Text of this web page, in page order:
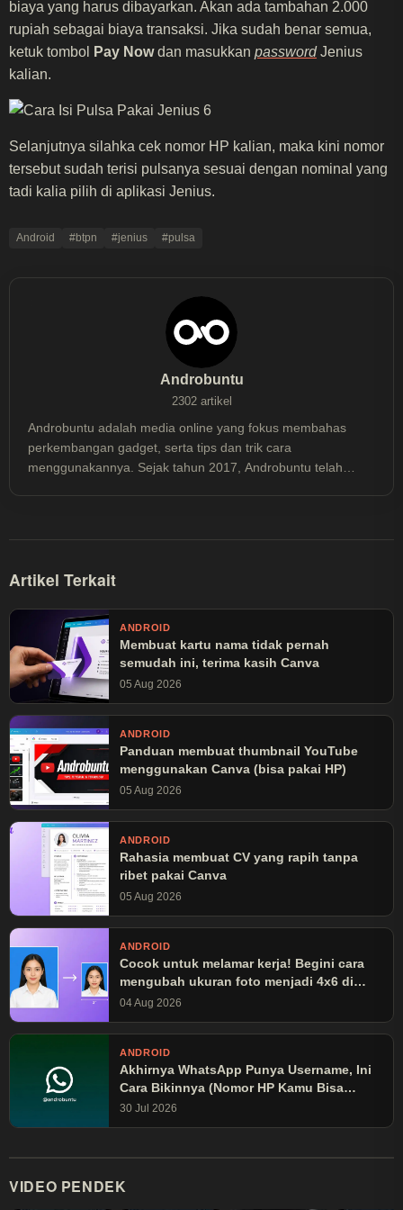
biaya yang harus dibayarkan. Akan ada tambahan 2.000
rupiah sebagai biaya transaksi. Jika sudah benar semua,
ketuk tombol
Pay Nowdan masukkan passwordJenius
kalian.
Selanjutnya silahka cek nomor HP kalian, maka kini nomor
tersebut sudah terisi pulsanya sesuai dengan nominal yang
tadi kalia pilih di aplikasi Jenius.
Android #btpn #jenius #pulsa
Androbuntu
2302 artikel
Androbuntu adalah media online yang fokus membahas
perkembangan gadget, serta tips dan trik cara
menggunakannya. Sejak tahun 2017, Androbuntu telah
Artikel Terkait
ANDROID
Membuat kartu nama tidak pernah
semudah ini, terima kasih Canva
05 Aug 2026
ANDROID
Panduan membuat thumbnail YouTube
menggunakan Canva (bisa pakai HP)
05 Aug 2026
ANDROID
Rahasia membuat CV yang rapih tanpa
ribet pakai Canva
05 Aug 2026
ANDROID
Cocok untuk melamar kerja! Begini cara
mengubah ukuran foto menjadi 4x6 di
Canva
04 Aug 2026
ANDROID
Akhirnya WhatsApp Punya Username, Ini
Cara Bikinnya (Nomor HP Kamu Bisa
Disembunyikan!)
30 Jul 2026
VIDEO PENDEK